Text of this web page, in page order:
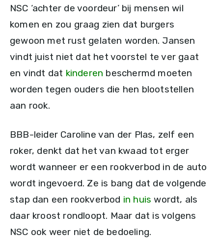
NSC ‘achter de voordeur’ bij mensen wil
komen en zou graag zien dat burgers
gewoon met rust gelaten worden. Jansen
vindt juist niet dat het voorstel te ver gaat
en vindt dat kinderen beschermd moeten
worden tegen ouders die hen blootstellen
aan rook.
BBB-leider Caroline van der Plas, zelf een
roker, denkt dat het van kwaad tot erger
wordt wanneer er een rookverbod in de auto
wordt ingevoerd. Ze is bang dat de volgende
stap dan een rookverbod in huis wordt, als
daar kroost rondloopt. Maar dat is volgens
NSC ook weer niet de bedoeling.